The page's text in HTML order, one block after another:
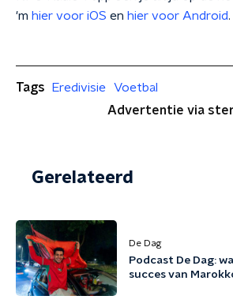
'm hier voor iOS en hier voor Android.
Tags Eredivisie
Voetbal
Advertentie via
Gerelateerd
De Dag
Podcast De Dag:
succes van